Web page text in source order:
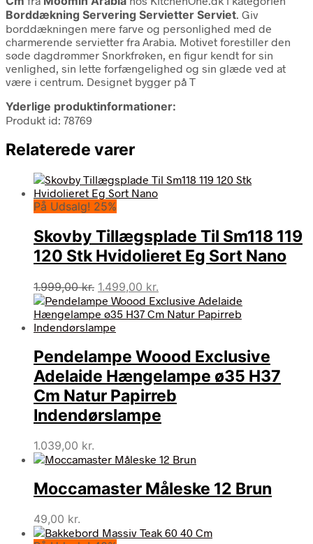
Borddækning Servering Servietter Serviet. Giv
borddækningen mere farve og personlighed med de
charmerende servietter fra Arabia. Motivet forestiller den
søde dagdrømmer Snorkfrøken, en figur kendt for sin
venlighed, sin lette forfængelighed og sin glæde ved at
være i centrum. Designet bygger på T
Yderlige produktinformationer:
Produkt id: 78769
Relaterede varer
På Udsalg! 25%
Skovby Tillægsplade Til Sm118 119
120 Stk Hvidolieret Eg Sort Nano
1.999,00kr. Den
oprindelige
pris
var:
1.499,00 kr.
aktuelle
pris
Pendelampe Woood Exclusive
Adelaide Hængelampe ø35 H37
Cm Natur Papirreb
Indendørslampe
1.039,00 kr.
Moccamaster Måleske 12 Brun
49,00 kr.